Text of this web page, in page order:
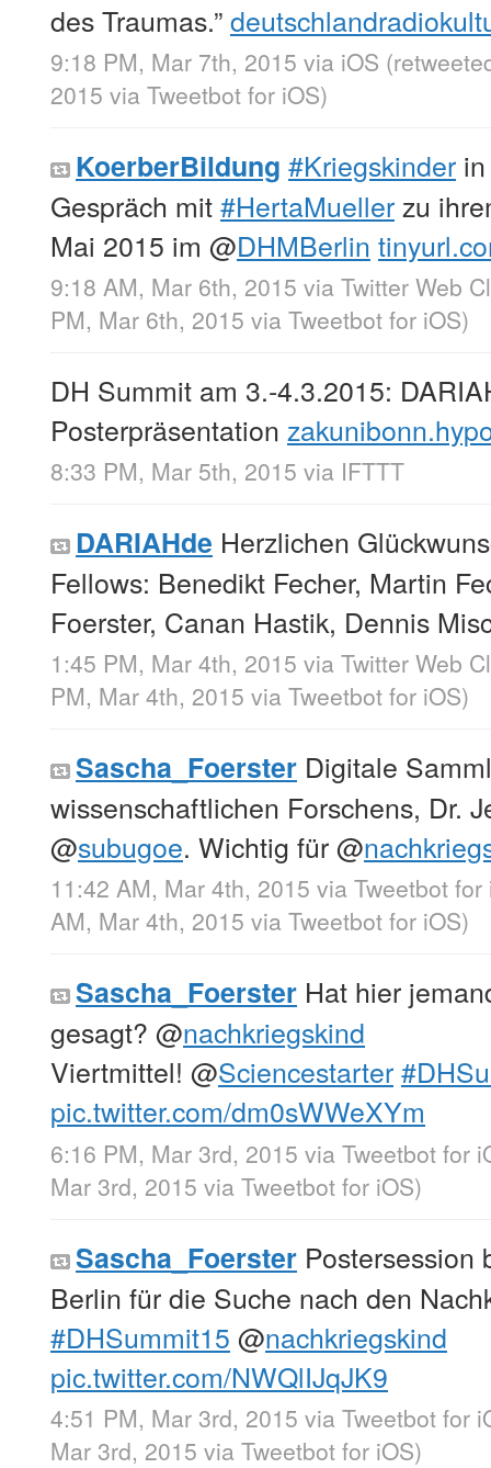
des Traumas.”
9:18 PM, Mar 7th, 2015 via iOS
2015 via Tweetbot for iΟS)
KoerberBildung #Kriegskinder
Gespräch mit#HertaMuellerzu
Mai 2015 im @DHMBerlin
9:18 AM, Mar 6th, 2015 via Twitter Web
PM, Mar 6th, 2015 via Tweetbot for iΟS)
DH Summit am 3.-4.3.2015:
Posterpräsentation
8:33 PM, Mar 5th, 2015 via IFTTT
DARIAHde Herzlichen
Fellows: Benedikt Fecher, Martin
Foerster, Canan Hastik, Dennis
1:45 PM, Mar 4th, 2015 via Twitter Web
PM, Mar 4th, 2015 via Tweetbot for iΟS)
Sascha_Foerster Digitale
wissenschaftlichen Forschens, Dr.
@subugoe. Wichtig für@
11:42 AM, Mar 4th, 2015 via Tweetbot
AM, Mar 4th, 2015 via Tweetbot for iΟS)
Sascha_Foerster Hat hier
gesagt? @nachkriegskind
Viertmittel! @Sciencestarter
pic.twitter.com/dm0sWWeXYm
6:16 PM, Mar 3rd, 2015 via Tweetbot for
Mar 3rd, 2015 via Tweetbot for iΟS)
Sascha_Foerster Postersession
Berlin für die Suche nach den
#DHSummit15 @nachkriegskind
pic.twitter.com/NWQlIJqJK9
4:51 PM, Mar 3rd, 2015 via Tweetbot for
Mar 3rd, 2015 via Tweetbot for iΟS)